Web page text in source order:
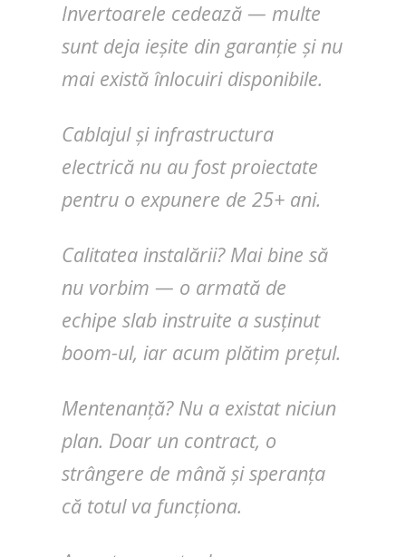
Invertoarele cedează — multe
sunt deja ieșite din garanție și nu
mai există înlocuiri disponibile.
Cablajul și infrastructura
electrică nu au fost proiectate
pentru o expunere de 25+ ani.
Calitatea instalării? Mai bine să
nu vorbim — o armată de
echipe slab instruite a susținut
boom-ul, iar acum plătim prețul.
Mentenanță? Nu a existat niciun
plan. Doar un contract, o
strângere de mână și speranța
că totul va funcționa.